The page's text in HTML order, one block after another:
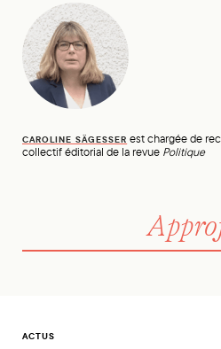
CAROLINE SÄGESSER est chargée de
collectif éditorial de la revue Politique
ACTUS